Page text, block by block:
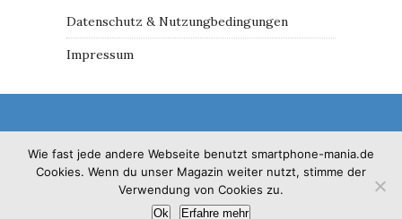
Datenschutz & Nutzungbedingungen
Impressum
© 2017 - Solo Pine. All Rights Reserved. Designed &
Developed bySoloPine.com
Wie fast jede andere Webseite benutzt smartphone-mania.de
Cookies. Wenn du unser Magazin weiter nutzt, stimme der
Verwendung von Cookies zu.
Ok Erfahre mehr